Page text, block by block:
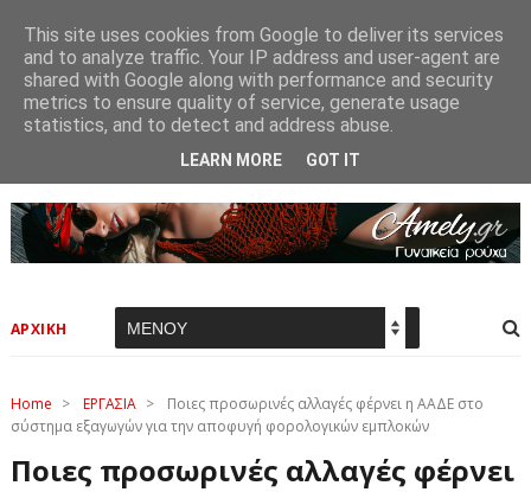
ΑΡΧΙΚΗ
Home > ΕΡΓΑΣΙΑ >
Ποιες προσωρινές αλλαγές φέρνει η ΑΑΔΕ στο
σύστημα εξαγωγών για την αποφυγή φορολογικών εμπλοκών
Ποιες προσωρινές αλλαγές φέρνει
This site uses cookies from Google to deliver its services
and to analyze traffic. Your IP address and user-agent are
shared with Google along with performance and security
metrics to ensure quality of service, generate usage
statistics, and to detect and address abuse.
LEARN MORE GOT IT